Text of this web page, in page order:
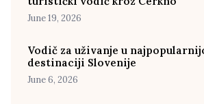
June 19, 2026
Vodič za uživanje u
destinaciji Slovenije
June 6, 2026